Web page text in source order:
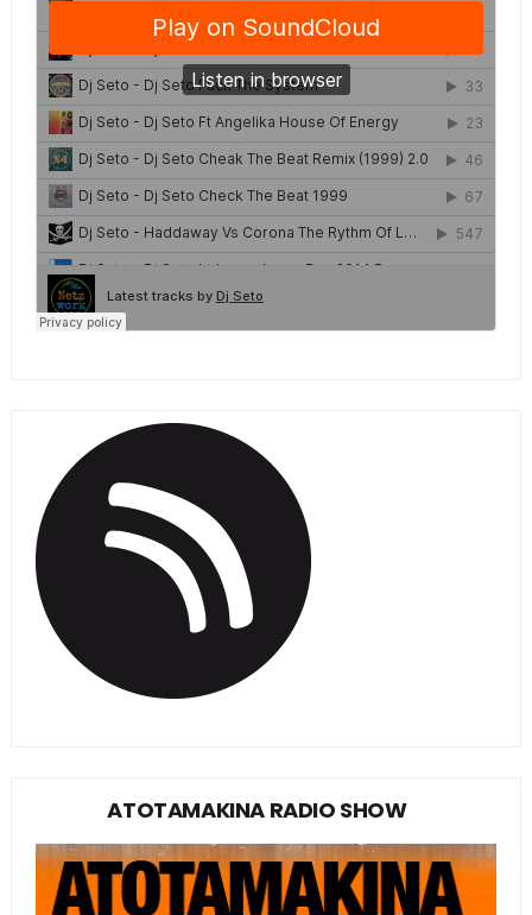
ATOTAMAKINA RADIO SHOW